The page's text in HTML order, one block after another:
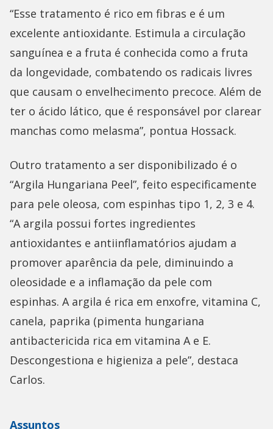
“Esse tratamento é rico em fibras e é um
excelente antioxidante. Estimula a circulação
sanguínea e a fruta é conhecida como a fruta
da longevidade, combatendo os radicais livres
que causam o envelhecimento precoce. Além de
ter o ácido lático, que é responsável por clarear
manchas como melasma”, pontua Hossack.
Outro tratamento a ser disponibilizado é o
“Argila Hungariana Peel”, feito especificamente
para pele oleosa, com espinhas tipo 1, 2, 3 e 4.
“A argila possui fortes ingredientes
antioxidantes e antiinflamatórios ajudam a
promover aparência da pele, diminuindo a
oleosidade e a inflamação da pele com
espinhas. A argila é rica em enxofre, vitamina C,
canela, paprika (pimenta hungariana
antibactericida rica em vitamina A e E.
Descongestiona e higieniza a pele”, destaca
Carlos.
Assuntos